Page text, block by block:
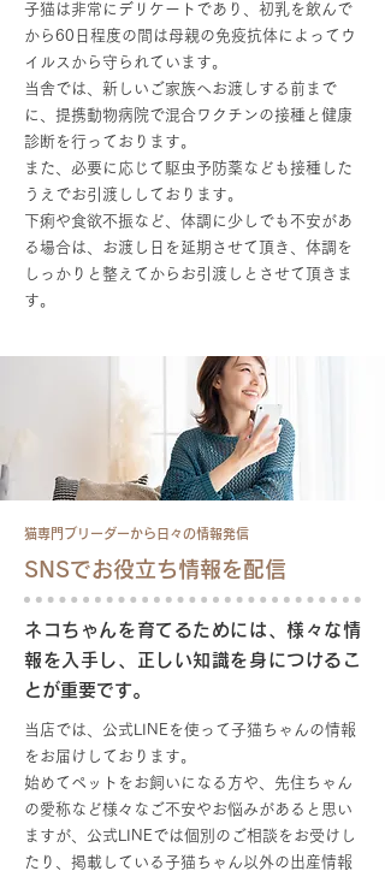
子猫は非常にデリケートであり、初乳を飲んで
から60日程度の間は母親の免疫抗体によってウ
イルスから守られています。
当舎では、新しいご家族へお渡しする前まで
に、提携動物病院で混合ワクチンの接種と健康
診断を行っております。
また、必要に応じて駆虫予防薬なども接種した
うえでお引渡ししております。
下痢や食欲不振など、体調に少しでも不安があ
る場合は、お渡し日を延期させて頂き、体調を
しっかりと整えてからお引渡しとさせて頂きま
す。
猫専門ブリーダーから日々の情報発信
SNSでお役立ち情報を配信
ネコちゃんを育てるためには、様々な情
報を入手し、正しい知識を身につけるこ
とが重要です。
当店では、公式LINEを使って子猫ちゃんの情報
をお届けしております。
始めてペットをお飼いになる方や、先住ちゃん
の愛称など様々なご不安やお悩みがあると思い
ますが、公式LINEでは個別のご相談をお受けし
たり、掲載している子猫ちゃん以外の出産情報